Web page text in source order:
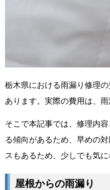
栃木県における雨漏り修理
あります。実際の費用は、
そこで本記事では、修理内
る傾向があるため、早めの
スもあるため、少しでも気
屋根からの雨漏り